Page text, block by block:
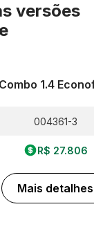
versões
Combo 1.4
004361-3
R$ 27.806
Mais detalhes